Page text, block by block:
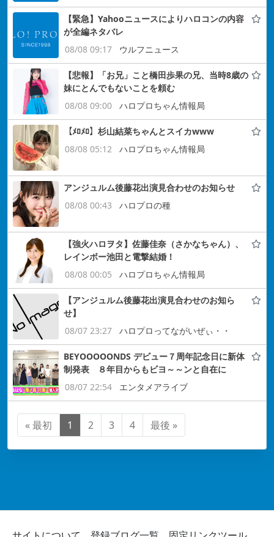
【緊急】Yahooニュースによりハロコンの内容
が全編ネタバレ
08/08 09:17
ウルフニュース
【悲報】「お兄」こと橋田歩果の兄、当時8歳の
妹にとんでもないことを頼む
08/08 09:00
ハロプロちゃん情報局
【ﾒﾛﾒﾛ】杉山結菜ちゃんとスイカwww
08/08 05:12
ハロプロちゃん情報局
アンジュルム後藤花出演見合わせのお知らせ
08/08 00:43
ハロプロの種
【強火ハロヲタ】佐藤佳奈（さかなちゃん）、
レインボー池田と電撃結婚！
08/08 00:05
ハロプロちゃん情報局
【アンジュルム後藤花出演見合わせのお知ら
せ】
08/07 23:27
ハロプロってながいぜぃ・・
BEYOOOOONDS デビュー７周年記念日に新体
制発表 ８年目からもビヨ～～ンと自在に
08/07 22:54
エンタメアライブ
« 最初 1 2 3 4 最後 »